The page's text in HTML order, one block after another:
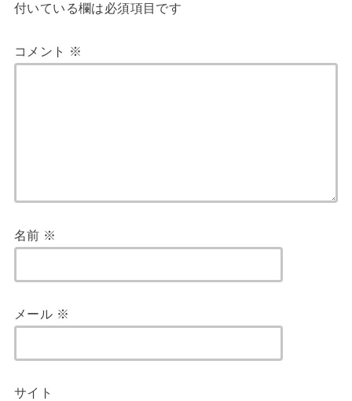
付いている欄は必須項目です
コメント ※
名前 ※
メール ※
サイト